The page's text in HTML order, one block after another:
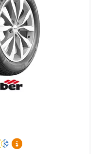
Mehr Informationen zum